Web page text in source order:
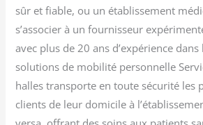
sûr et fiable, ou un établissement
s’associer à un fournisseur
avec plus de 20 ans d’expérience
solutions de mobilité personnelle
halles transporte en toute sécurité les
clients de leur domicile à